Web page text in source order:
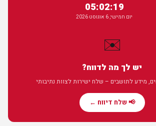
05:02:20
יום חמישי, 6 אוגוסט 2026
✉️
יש לך מה לדווח?
מידע לתושבים – שלח ישירות לצוות נתיבותי
📢 שלח דיווח ←